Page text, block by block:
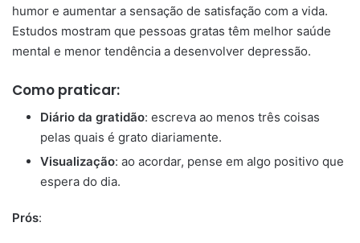
humor e aumentar a sensação de satisfação com a vida.
Estudos mostram que pessoas gratas têm melhor saúde
mental e menor tendência a desenvolver depressão.
Como praticar:
Diário da gratidão: escreva ao menos três coisas
pelas quais é grato diariamente.
Visualização: ao acordar, pense em algo positivo que
espera do dia.
Prós: